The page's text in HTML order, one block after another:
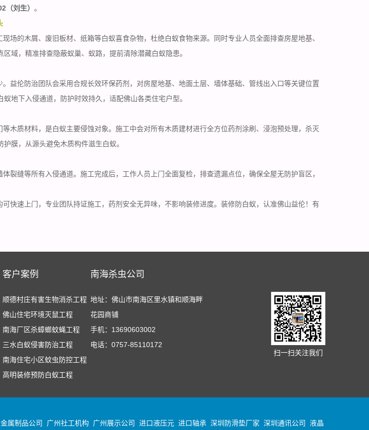
（刘生） 。
现场的木屑、废旧板材、纸箱等白蚁喜食杂物，杜绝白蚁食物来源。同时专业人员全面排查房屋地基、
域，精准排查隐蔽蚁巢、蚁路，提前清除潜藏白蚁隐患。
益伦防治团队会采用合规长效环保药剂，对房屋地基、地面土层、墙体基础、管线出入口等关键位置
地下入侵通道，防护时效持久，适配佛山各类住宅户型。
木质材料，是白蚁主要侵蚀对象。施工中会对所有木质建材进行全方位药剂涂刷、浸泡预处理，杀灭
膜，从源头避免木质构件滋生白蚁。
裂缝等所有入侵通道。施工完成后，工作人员上门全面复检，排查遗漏点位，确保全屋无防护盲区，
快速上门，专业团队持证施工，药剂安全无异味，不影响装修进度。装修防白蚁，认准佛山益伦！有
客户案例
顺德村庄有害生物消杀工程
佛山住宅环境灭鼠工程
南海厂区杀蟑螂蚊蝇工程
三水白蚁侵害防治工程
南海住宅小区蚊虫防控工程
高明装修预防白蚁工程
南海杀虫公司
地址：佛山市南海区里水镇和顺海畔
花园商铺
手机：13690603002
电话：0757-85110172
扫一扫关注我们
属制品公司 广州社工机构 广州展示公司 进口液压元 进口轴承 深圳防滑垫厂家 深圳通讯公司 液晶